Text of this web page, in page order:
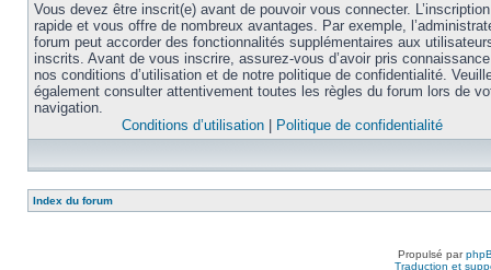
Vous devez être inscrit(e) avant de pouvoir vous connecter.
rapide et vous offre de nombreux avantages. Par exemple,
forum peut accorder des fonctionnalités supplémentaires aux
inscrits. Avant de vous inscrire, assurez-vous d’avoir pris
nos conditions d’utilisation et de notre politique de confidentialité.
également consulter attentivement toutes les règles du forum lors de
navigation.
Conditions d’utilisation
Politique de confidentialité
Index du forum
Propulsé par
Traduction et